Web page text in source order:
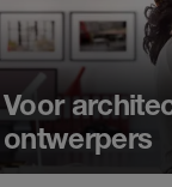
Voor
ontwerpers